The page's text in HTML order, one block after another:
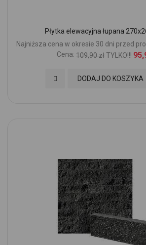
Płytka elewacyjna łupana
Najniższa cena w okresie 30 dni przed
Cena: 109,90 złTYLKO!!!
DODAJ DO KOSZYKA
Dodaj do Ulubionych